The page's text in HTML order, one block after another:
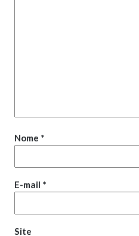
Nome *
E-mail *
Site